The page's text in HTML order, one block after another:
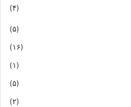
(۴)
(۵)
(۱۶)
(۱)
(۵)
(۲)